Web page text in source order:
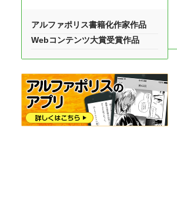
アルファポリス書籍化作家作品
Webコンテンツ大賞受賞作品